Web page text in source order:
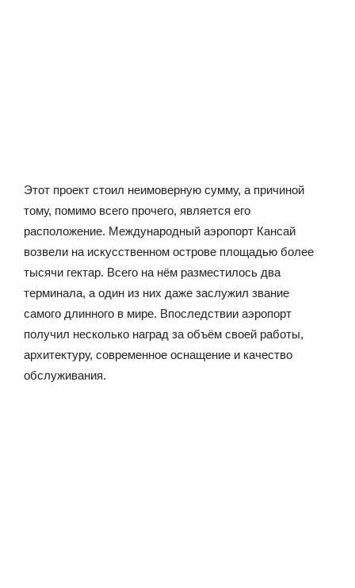
Этот проект стоил неимоверную сумму, а причиной
тому, помимо всего прочего, является его
расположение. Международный аэропорт Кансай
возвели на искусственном острове площадью более
тысячи гектар. Всего на нём разместилось два
терминала, а один из них даже заслужил звание
самого длинного в мире. Впоследствии аэропорт
получил несколько наград за объём своей работы,
архитектуру, современное оснащение и качество
обслуживания.